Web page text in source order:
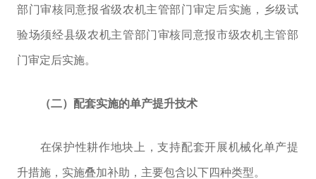
部门审核同意报省级农机主管部门审定后实施，乡级试
验场须经县级农机主管部门审核同意报市级农机主管部
门审定后实施。
（二）配套实施的单产提升技术
在保护性耕作地块上，支持配套开展机械化单产提
升措施，实施叠加补助，主要包含以下四种类型。